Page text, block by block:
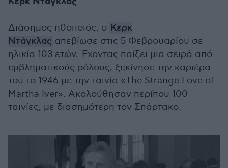
Διάσημος ηθοποιός, ο Κερκ
Ντάγκλας απεβίωσε στις 5 Φεβρουαρίου σε
ηλικία 103 ετών. Έχοντας παίξει μια σειρά από
εμβληματικούς ρόλους, ξεκίνησε την καριέρα
του το 1946 με την ταινία «The Strange Love of
Martha Iver». Ακολούθησαν περίπου 100
ταινίες, με διασημότερη τον Σπάρτακο.